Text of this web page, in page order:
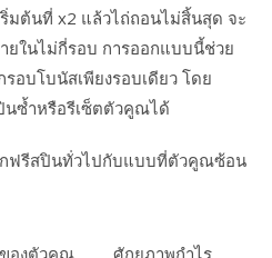
มต้นที่ x2 แล้วไถ่ถอนไม่สิ้นสุด จะ
ยในไม่กี่รอบ การออกแบบนี้ช่วย
อบโบนัสเพียงรอบเดียว โดย
นซ้ำหรือรีเซ็ตตัวคูณได้
กฟรีสปินทั่วไปกับแบบที่ตัวคูณซ้อน
องตัวคูณ
ศักยภาพกำไร